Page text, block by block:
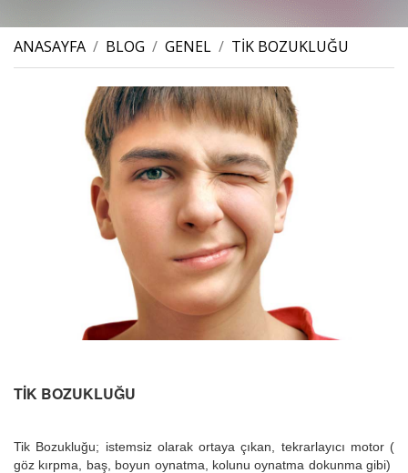
ANASAYFA / BLOG / GENEL / TİK BOZUKLUĞU
TİK BOZUKLUĞU
Tik Bozukluğu; istemsiz olarak ortaya çıkan, tekrarlayıcı motor (
göz kırpma, baş, boyun oynatma, kolunu oynatma dokunma gibi)